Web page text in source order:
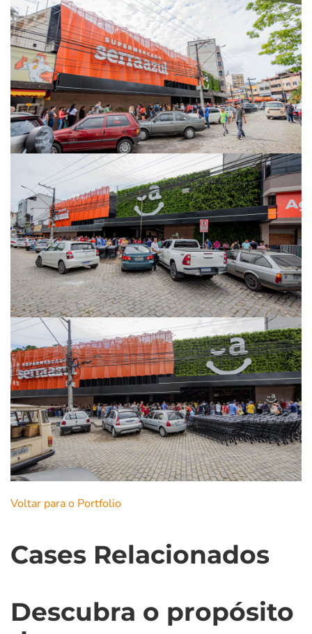
Voltar para o Portfolio
Cases Relacionados
Descubra o propósito